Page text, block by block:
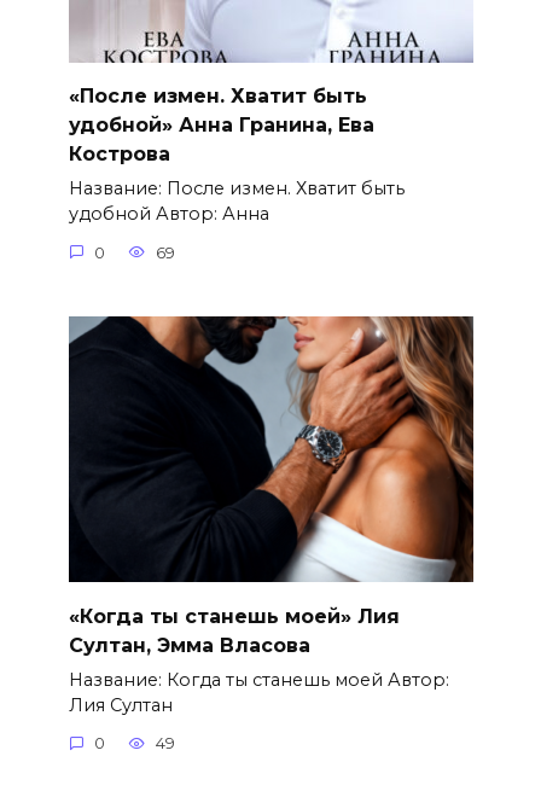
«После измен. Хватит быть
удобной» Анна Гранина, Ева
Кострова
Название: После измен. Хватит быть
удобной Автор: Анна
0 69
«Когда ты станешь моей» Лия
Султан, Эмма Власова
Название: Когда ты станешь моей Автор:
Лия Султан
0 49